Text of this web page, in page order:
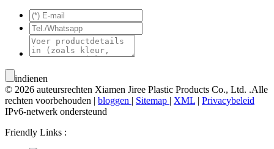
indienen
© 2026 auteursrechten Xiamen Jiree Plastic Products Co., Ltd. .Alle
rechten voorbehouden | bloggen | Sitemap | XML | Privacybeleid
IPv6-netwerk ondersteund
Friendly Links :